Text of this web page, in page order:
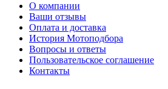
О компании
Ваши отзывы
Оплата и доставка
История Мотоподбора
Вопросы и ответы
Пользовательское соглашение
Контакты